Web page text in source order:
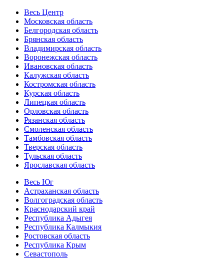
Весь Центр
Московская область
Белгородская область
Брянская область
Владимирская область
Воронежская область
Ивановская область
Калужская область
Костромская область
Курская область
Липецкая область
Орловская область
Рязанская область
Смоленская область
Тамбовская область
Тверская область
Тульская область
Ярославская область
Весь Юг
Астраханская область
Волгоградская область
Краснодарский край
Республика Адыгея
Республика Калмыкия
Ростовская область
Республика Крым
Севастополь